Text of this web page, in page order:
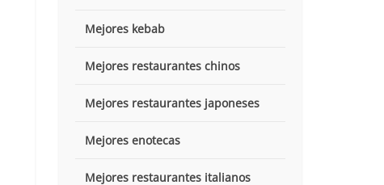
Mejores kebab
Mejores restaurantes chinos
Mejores restaurantes japoneses
Mejores enotecas
Mejores restaurantes italianos